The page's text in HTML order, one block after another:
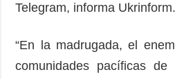
Telegram, informa Ukrinform.
“En la madrugada, el
comunidades pacíficas